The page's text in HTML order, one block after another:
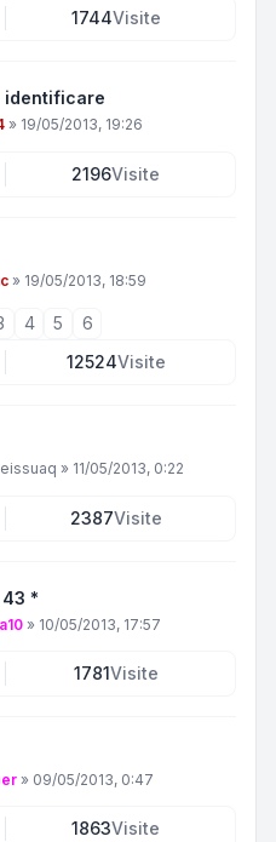
1744Visite
identificare
» 19/05/2013, 19:26
2196Visite
» 19/05/2013, 18:59
4 5
6
12524Visite
» 11/05/2013, 0:22
2387Visite
43 *
» 10/05/2013, 17:57
1781Visite
» 09/05/2013, 0:47
1863Visite